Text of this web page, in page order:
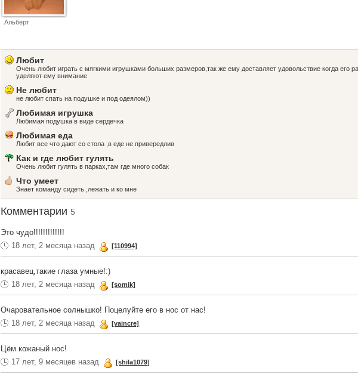
Альберт
Любит
Очень любит играть с мягкими игрушками больших размеров,так же ему доставляет удовольствие когда его
уделяют ему внимание
Не любит
не любит спать на подушке и под одеялом))
Любимая игрушка
Любимая подушка в виде сердечка
Любимая еда
Любит все что дают со стола ,в еде не привередлив
Как и где любит гулять
Очень любит гулять в парках,там где много собак
Что умеет
Знает команду сидеть ,лежать и ко мне
Комментарии 5
Это чудо!!!!!!!!!!!!!
18 лет, 2 месяца назад
[110994]
красавец,такие глаза умные!:)
18 лет, 2 месяца назад
[somik]
Очаровательное солнышко! Поцелуйте его в нос от нас!
18 лет, 2 месяца назад
[vaincre]
Цём кожаный нос!
17 лет, 9 месяцев назад
[shila1079]